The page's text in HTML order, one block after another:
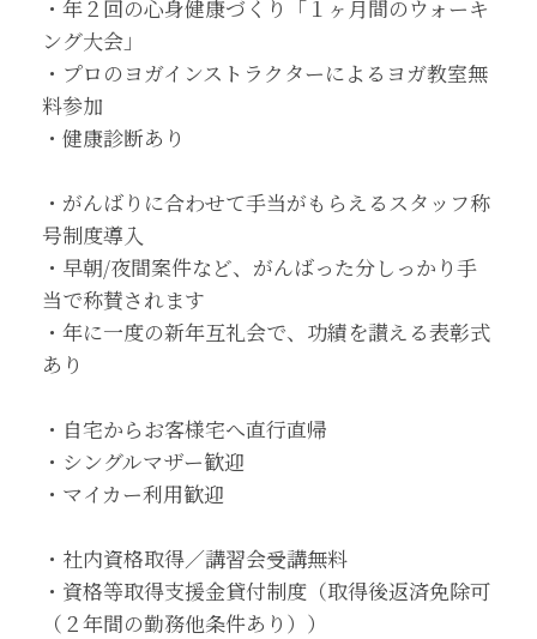
・年２回の心身健康づくり「１ヶ月間のウォーキ
ング大会」
・プロのヨガインストラクターによるヨガ教室無
料参加
・健康診断あり
・がんばりに合わせて手当がもらえるスタッフ称
号制度導入
・早朝/夜間案件など、がんばった分しっかり手
当で称賛されます
・年に一度の新年互礼会で、功績を讃える表彰式
あり
・自宅からお客様宅へ直行直帰
・シングルマザー歓迎
・マイカー利用歓迎
・社内資格取得／講習会受講無料
・資格等取得支援金貸付制度（取得後返済免除可
（２年間の勤務他条件あり））